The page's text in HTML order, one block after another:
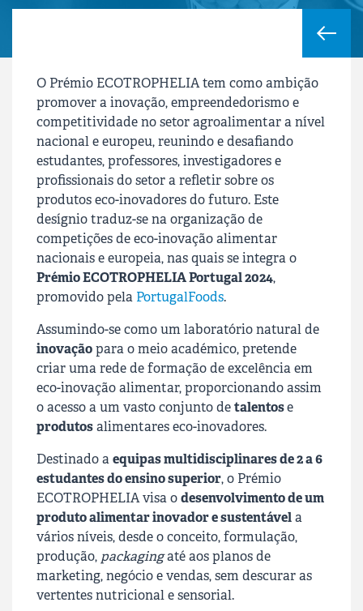
O Prémio ECOTROPHELIA tem como ambição
promover a inovação, empreendedorismo e
competitividade no setor agroalimentar a nível
nacional e europeu, reunindo e desafiando
estudantes, professores, investigadores e
profissionais do setor a refletir sobre os
produtos eco-inovadores do futuro. Este
desígnio traduz-se na organização de
competições de eco-inovação alimentar
nacionais e europeia, nas quais se integra o
Prémio ECOTROPHELIA Portugal 2024,
promovido pela PortugalFoods.
Assumindo-se como um laboratório natural de
inovaçãopara o meio académico, pretende
criar uma rede de formação de excelência em
eco-inovação alimentar, proporcionando assim
o acesso a um vasto conjunto detalentose
produtosalimentares eco-inovadores.
Destinado aequipas multidisciplinares de 2 a 6
estudantes do ensino superior, o Prémio
ECOTROPHELIA visa odesenvolvimento de um
produto alimentar inovador e sustentávela
vários níveis, desde o conceito, formulação,
produção, packagingaté aos planos de
marketing, negócio e vendas, sem descurar as
vertentes nutricional e sensorial.